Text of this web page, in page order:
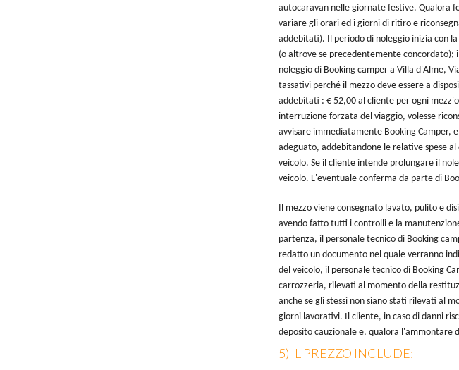
autocaravan nelle giornate festive. Qualora
variare gli orari ed i giorni di ritiro e
addebitati). Il periodo di noleggio inizia con
(o altrove se precedentemente concordato);
noleggio di Booking camper a Villa d'Alme,
tassativi perché il mezzo deve essere a
addebitati : € 52,00 al cliente per ogni
interruzione forzata del viaggio, volesse
avvisare immediatamente Booking Camper,
adeguato, addebitandone le relative spese
veicolo. Se il cliente intende prolungare il
veicolo. L'eventuale conferma da parte di
Il mezzo viene consegnato lavato, pulito e
avendo fatto tutti i controlli e la
partenza, il personale tecnico di Booking
redatto un documento nel quale verranno
del veicolo, il personale tecnico di Booking
carrozzeria, rilevati al momento della
anche se gli stessi non siano stati rilevati al
giorni lavorativi. Il cliente, in caso di danni
deposito cauzionale e, qualora l'ammontare
5) IL PREZZO INCLUDE: